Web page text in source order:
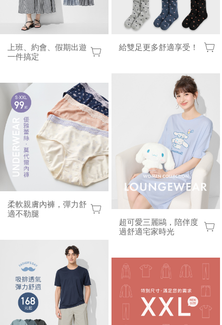
上班、約會、假期出遊
一件搞定
柔軟親膚內褲，彈力舒
適不勒腿
給雙足更多舒適享受！
超可愛三麗鷗，陪伴度
過舒適宅家時光